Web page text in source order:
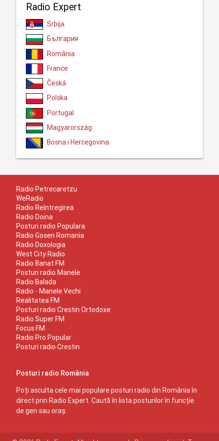
Radio Expert
Srbija
България
România
France
Česká
Polska
Portugal
Magyarország
Bosna i Hercegovina
Radio Petrecaretzu
WeRadio
Radio Reîntregirea
Radio Doina
Posturi radio Populara
Radio Gosen Romania
Radio Doxologia
West City Radio
Radio Banat FM
Posturi radio Manele
Radio Balada
Radio - Manele Vechi
Realitatea FM
Posturi radio Crestin Ortodoxe
Radio Super FM
Focus FM
Radio Pro Popular
Posturi radio Crestin
Posturi radio România
Poți asculta cele mai populare posturi radio din România în
direct prin Radio Expert. Caută în lista posturilor în funcție
de gen sau oraș.